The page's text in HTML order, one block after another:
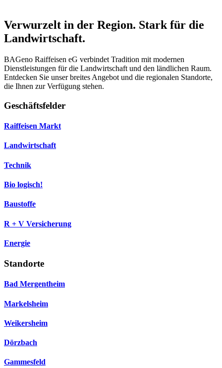
Verwurzelt in der Region. Stark für die
Landwirtschaft.
BAGeno Raiffeisen eG verbindet Tradition mit modernen
Dienstleistungen für die Landwirtschaft und den ländlichen Raum.
Entdecken Sie unser breites Angebot und die regionalen Standorte,
die Ihnen zur Verfügung stehen.
Geschäftsfelder
Raiffeisen Markt
Landwirtschaft
Technik
Bio logisch!
Baustoffe
R + V Versicherung
Energie
Standorte
Bad Mergentheim
Markelsheim
Weikersheim
Dörzbach
Gammesfeld